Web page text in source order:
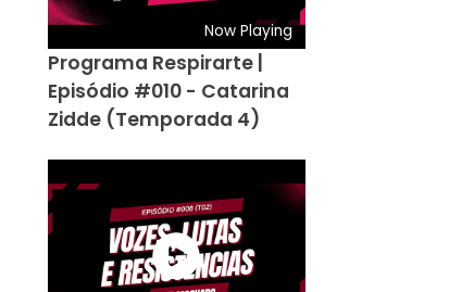
Now Playing
Programa Respirarte |
Episódio #010 - Catarina
Zidde (Temporada 4)